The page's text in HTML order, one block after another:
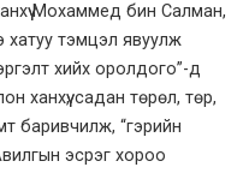
Мохаммед бин Салман,
хатуу тэмцэл явуулж
хийх оролдого”-д
ханхүү, садан төрөл, төр,
баривчилж, “гэрийн
эсрэг хороо